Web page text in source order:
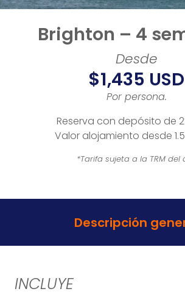
Brighton – 4
Desde
$1,435 USD
Por persona.
Reserva con depósito de
Valor alojamiento desde
*Tarifa sujeta a la TRM del
Descripción
INCLUYE